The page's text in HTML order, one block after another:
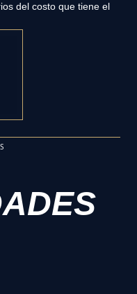
del costo que tiene el